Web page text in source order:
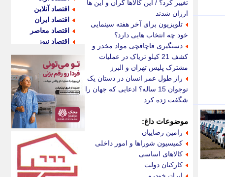
تغییر کرد؟ / این کالاها گران و این ها
ارزان شدند
تلویزیون برای آخر هفته سینمایی
خود چه انتخاب هایی دارد؟
دستگیری قاچاقچی مواد مخدر و
کشف 21 کیلو تریاک در عملیات
مشترک پلیس تهران و البرز
راز طول عمر انسان در دستان یک
نوجوان 15 ساله؟ ادعایی که جهان را
شگفت زده کرد
موضوعات داغ:
رامین رضاییان
کمیسیون شوراها و امور داخلی
کالاهای اساسی
کارکنان دولت
اقتصاد آنلاین
اقتصاد ایران
اقتصاد معاصر
اقتصاد نیوز
اکوفارس
اکونگار
اکونیوز
الف
انتشار آنلاین
اندیشه قرن
اندیشه معاصر
اندیشه ها
انرژی پرس
ای استخدام
ایتنا